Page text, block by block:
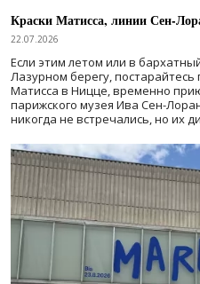
Краски Матисса, линии Сен-
22.07.2026
Если этим летом или в
Лазурном берегу,
Матисса в Ницце, временно
парижского музея Ива Сен-
никогда не встречались, но их